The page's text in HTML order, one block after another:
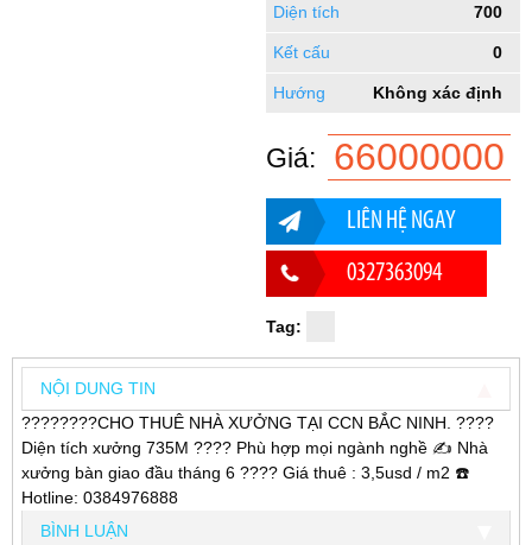
Diện tích
700
Kết cấu 0
Hướng Không xác định
Giá: 66000000
LIÊN HỆ NGAY
0327363094
Tag:
NỘI DUNG TIN
????????CHO THUÊ NHÀ XƯỞNG TẠI CCN BẮC NINH. ????
Diện tích xưởng 735M ???? Phù hợp mọi ngành nghề ✍️ Nhà
xưởng bàn giao đầu tháng 6 ???? Giá thuê : 3,5usd / m2 ☎️
Hotline: 0384976888
BÌNH LUẬN